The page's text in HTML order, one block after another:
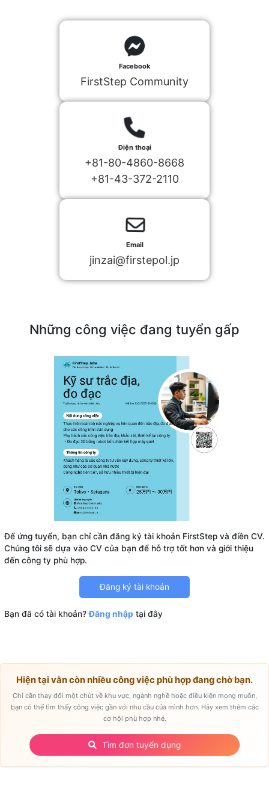
Facebook
FirstStep Community
Điện thoại
+81-80-4860-8668
+81-43-372-2110
Email
jinzai@firstepol.jp
Những công việc đang tuyển gấp
Để ứng tuyển, bạn chỉ cần đăng ký tài khoản FirstStep và điền CV.
Chúng tôi sẽ dựa vào CV của bạn để hỗ trợ tốt hơn và giới thiệu
Đăng ký tài khoản
Bạn đã có tài khoản?Đăng nhập tại đây
Hiện tại vẫn còn nhiều công việc phù hợp đang chờ bạn.
Chỉ cần thay đổi một chút về khu vực, ngành nghề hoặc điều kiện mong muốn,
bạn có thể tìm thấy công việc gần với nhu cầu của mình hơn. Hãy xem thêm các
cơ hội phù hợp nhé.
Tìm đơn tuyển dụng